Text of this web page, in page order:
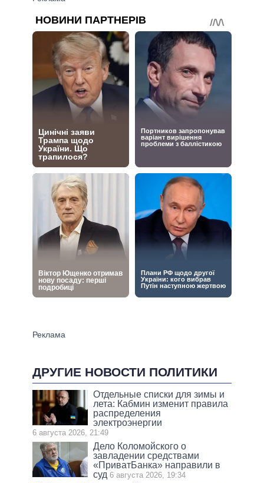
ДРУГИЕ НОВОСТИ ПОЛИТИКИ
Отдельные списки для зимы и
лета: Кабмин изменит правила
распределения
электроэнергии
6 августа 2026, 21:49
Дело Коломойского о
завладении средствами
«ПриватБанка» направили в
суд 6 августа 2026, 19:34